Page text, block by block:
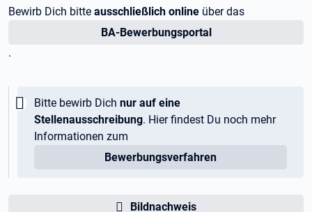
Bewirb Dich bitte ausschließlich online über das
BA-Bewerbungsportal
.
Wichtig:
Bitte bewirb Dich nur auf eine
Stellenausschreibung. Hier findest Du noch mehr
Informationen zum
Bewerbungsverfahren
Bildnachweis